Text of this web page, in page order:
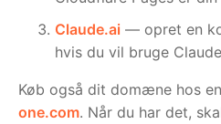
Claude.ai — opret en
hvis du vil bruge
Køb også dit domæne hos
one.com. Når du har det,